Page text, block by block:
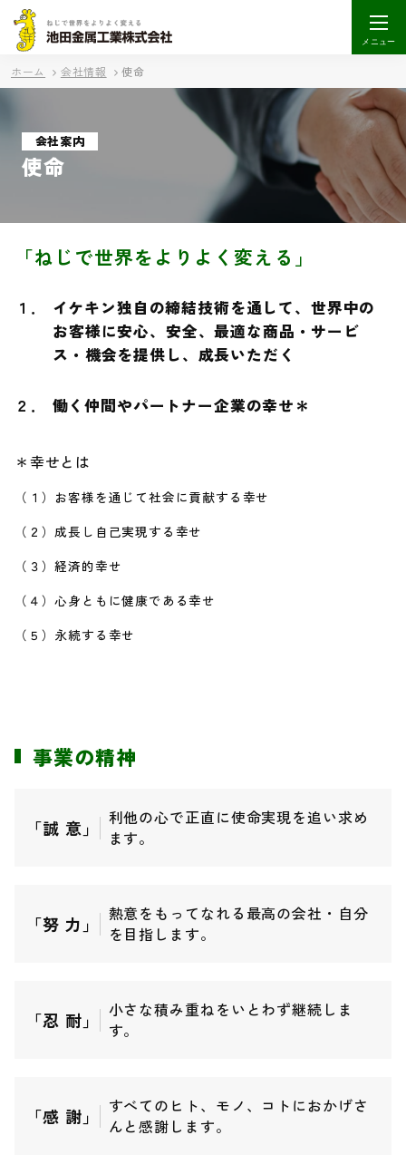
メニュー
ホーム 会社情報 使命
会社案内
使命
「ねじで世界をよりよく変える」
１． イケキン独自の締結技術を通して、世界中の
お客様に安心、安全、最適な商品・サービ
ス・機会を提供し、成長いただく
２． 働く仲間やパートナー企業の幸せ＊
＊幸せとは
（１）お客様を通じて社会に貢献する幸せ
（２）成長し自己実現する幸せ
（３）経済的幸せ
（４）心身ともに健康である幸せ
（５）永続する幸せ
事業の精神
「誠 意」
利他の心で正直に使命実現を追い求め
ます。
「努 力」
熱意をもってなれる最高の会社・自分
を目指します。
「忍 耐」
小さな積み重ねをいとわず継続しま
す。
「感 謝」
すべてのヒト、モノ、コトにおかげさ
んと感謝します。